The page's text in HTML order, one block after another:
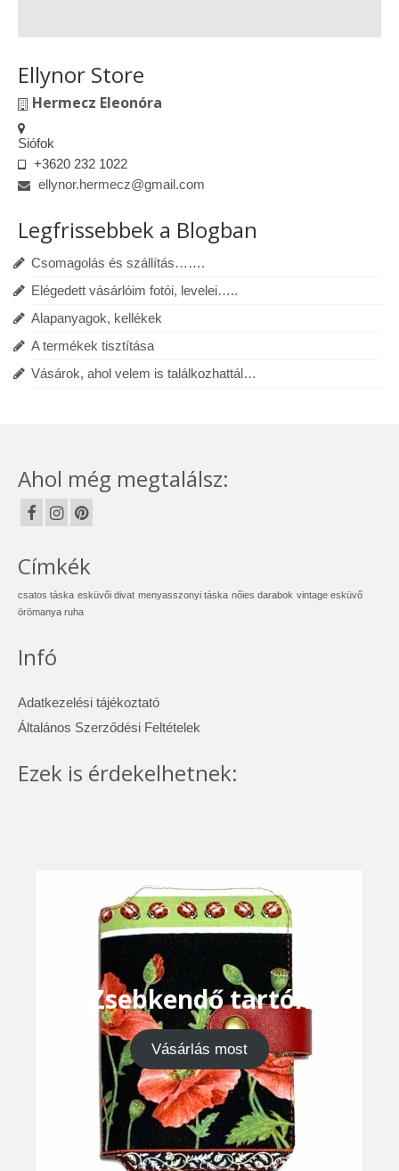
Ellynor Store
Hermecz Eleonóra
Siófok
+3620 232 1022
ellynor.hermecz@gmail.com
Legfrissebbek a Blogban
Csomagolás és szállítás…….
Elégedett vásárlóim fotói, levelei…..
Alapanyagok, kellékek
A termékek tisztítása
Vásárok, ahol velem is találkozhattál…
Ahol még megtalálsz:
Címkék
csatos táska esküvői divat menyasszonyi táska nőies darabok vintage esküvő
örömanya ruha
Infó
Adatkezelési tájékoztató
Általános Szerződési Feltételek
Ezek is érdekelhetnek:
Zsebkendő tartók
Vásárlás most